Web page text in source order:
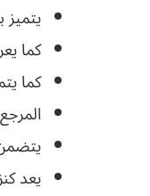
كما
كما
يعد